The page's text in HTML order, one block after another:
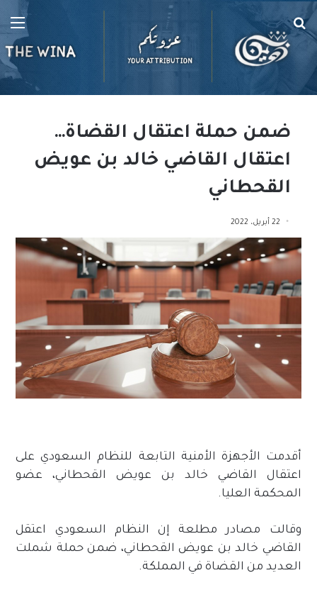
بحث
عن
ضمن حملة اعتقال القضاة…
اعتقال القاضي خالد بن عويض
القحطاني
22 أبريل، 2022
أقدمت الأجهزة الأمنية التابعة للنظام السعودي على
اعتقال القاضي خالد بن عويض القحطاني، عضو
المحكمة العليا.
وقالت مصادر مطلعة إن النظام السعودي اعتقل
القاضي خالد بن عويض القحطاني، ضمن حملة شملت
العديد من القضاة في المملكة.